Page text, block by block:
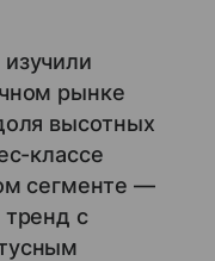
рынке
высотных
классе
сегменте —
тренд с